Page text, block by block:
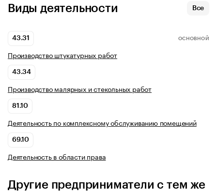
Виды деятельности Все
43.31 ОСНОВНОЙ
Производство штукатурных работ
43.34
Производство малярных и стекольных работ
81.10
Деятельность по комплексному обслуживанию помещений
69.10
Деятельность в области права
Другие предприниматели с тем же